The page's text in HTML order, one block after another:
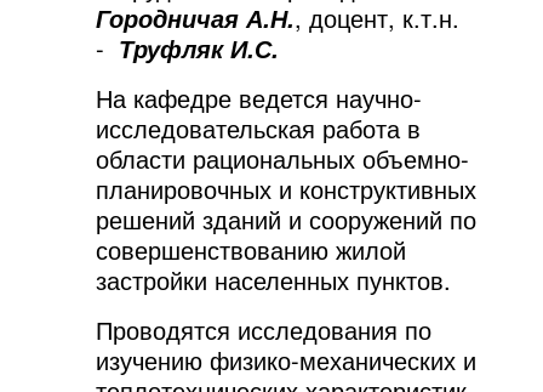
Городничая А.Н., доцент, к.т.н.
- Труфляк И.С.
На кафедре ведется научно-
исследовательская работа в
области рациональных объемно-
планировочных и конструктивных
решений зданий и сооружений по
совершенствованию жилой
застройки населенных пунктов.
Проводятся исследования по
изучению физико-механических и